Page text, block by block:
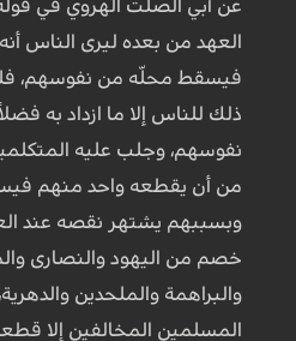
عن أبي الصلت الهروي في
العهد من بعده ليرى الناس أنه
فيسقط محلّه من نفوسهم،
ذلك للناس إلا ما ازداد به
نفوسهم، وجلب عليه
من أن يقطعه واحد منهم
وبسببهم يشتهر نقصه عند
خصم من اليهود والنصارى
والبراهمة والملحدين
المسلمين المخالفين إلا